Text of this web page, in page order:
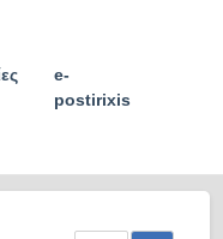
e-
postirixis